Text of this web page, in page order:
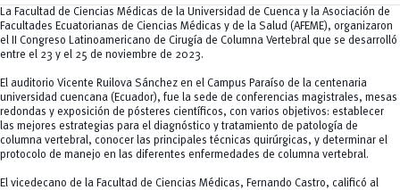
La Facultad de Ciencias Médicas de la Universidad de Cuenca y la Asociación de
Facultades Ecuatorianas de Ciencias Médicas y de la Salud (AFEME), organizaron
el II Congreso Latinoamericano de Cirugía de Columna Vertebral que se desarrolló
entre el 23 y el 25 de noviembre de 2023.
El auditorio Vicente Ruilova Sánchez en el Campus Paraíso de la centenaria
universidad cuencana (Ecuador), fue la sede de conferencias magistrales, mesas
redondas y exposición de pósteres científicos, con varios objetivos: establecer
las mejores estrategias para el diagnóstico y tratamiento de patología de
columna vertebral, conocer las principales técnicas quirúrgicas, y determinar el
protocolo de manejo en las diferentes enfermedades de columna vertebral.
El vicedecano de la Facultad de Ciencias Médicas, Fernando Castro, calificó al